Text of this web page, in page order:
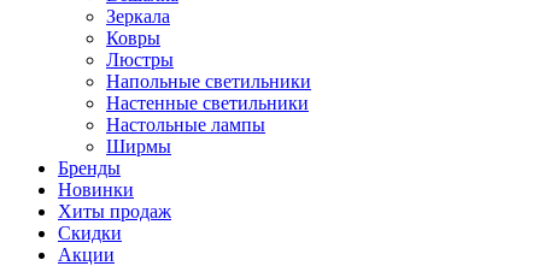
Зеркала
Ковры
Люстры
Напольные светильники
Настенные светильники
Настольные лампы
Ширмы
Бренды
Новинки
Хиты продаж
Скидки
Акции